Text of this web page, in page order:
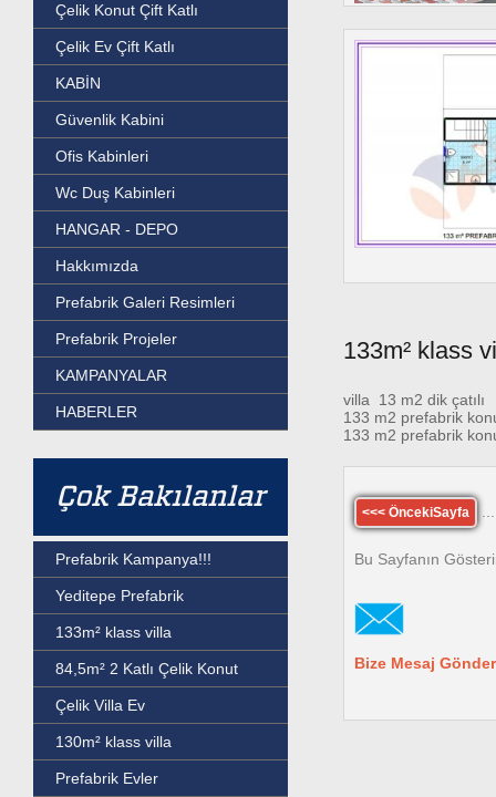
Çelik Konut Çift Katlı
Çelik Ev Çift Katlı
KABİN
Güvenlik Kabini
Ofis Kabinleri
Wc Duş Kabinleri
HANGAR - DEPO
Hakkımızda
Prefabrik Galeri Resimleri
Prefabrik Projeler
KAMPANYALAR
HABERLER
Çok Bakılanlar
Prefabrik Kampanya!!!
Yeditepe Prefabrik
133m² klass villa
84,5m² 2 Katlı Çelik Konut
Çelik Villa Ev
130m² klass villa
Prefabrik Evler
133m² klass
villa 13 m2 dik çatılı
133 m2 prefabrik
133 m2 prefabrik
<<< ÖncekiSayfa
Bu Sayfanın
Bize Mesaj